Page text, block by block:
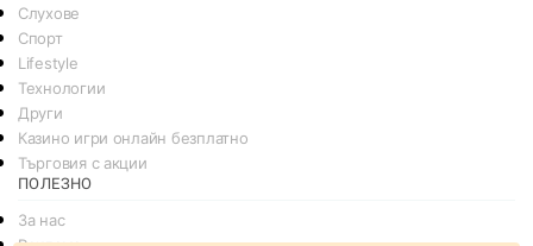
Слухове
Спорт
Lifestyle
Технологии
Други
Казино игри онлайн безплатно
Търговия с акции
ПОЛЕЗНО
За нас